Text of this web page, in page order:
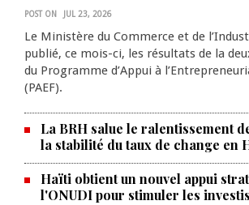
POST ON JUL 23, 2026
Le Ministère du Commerce et de
publié, ce mois-ci, les résultats de la
du Programme d’Appui à
(PAEF).
La BRH salue le ralentissement
la stabilité du taux de change en
Haïti obtient un nouvel appui
l'ONUDI pour stimuler les